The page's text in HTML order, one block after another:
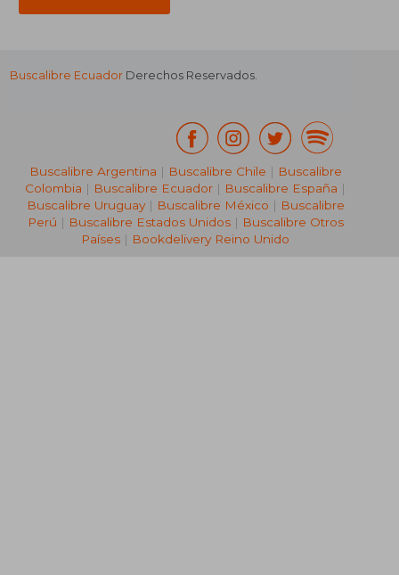
Buscalibre Ecuador Derechos Reservados.
Buscalibre Argentina | Buscalibre Chile | Buscalibre
Colombia | Buscalibre Ecuador | Buscalibre España |
Buscalibre Uruguay| Buscalibre México | Buscalibre
Perú | Buscalibre Estados Unidos| Buscalibre Otros
Países | Bookdelivery Reino Unido